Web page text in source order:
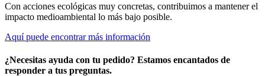
Con acciones ecológicas muy concretas, contribuimos a mantener el
impacto medioambiental lo más bajo posible.
Aquí puede encontrar más información
¿Necesitas ayuda con tu pedido? Estamos encantados de
responder a tus preguntas.